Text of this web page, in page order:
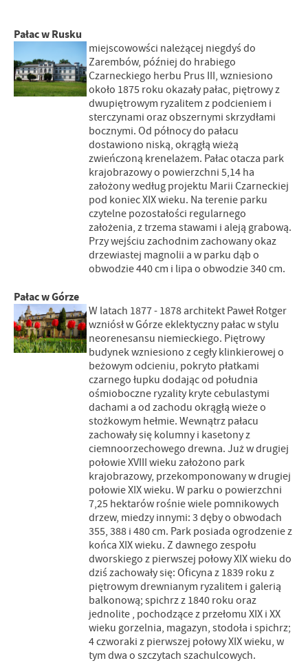
Pałac w Rusku
miejscowowści należącej niegdyś do
Zarembów, później do hrabiego
Czarneckiego herbu Prus III, wzniesiono
około 1875 roku okazały pałac, piętrowy z
dwupiętrowym ryzalitem z podcieniem i
sterczynami oraz obszernymi skrzydłami
bocznymi. Od północy do pałacu
dostawiono niską, okrągłą wieżą
zwieńczoną krenelażem. Pałac otacza park
krajobrazowy o powierzchni 5,14 ha
założony według projektu Marii Czarneckiej
pod koniec XIX wieku. Na terenie parku
czytelne pozostałości regularnego
założenia, z trzema stawami i aleją grabową.
Przy wejściu zachodnim zachowany okaz
drzewiastej magnolii a w parku dąb o
obwodzie 440 cm i lipa o obwodzie 340 cm.
Pałac w Górze
W latach 1877 - 1878 architekt Paweł Rotger
wzniósł w Górze eklektyczny pałac w stylu
neorenesansu niemieckiego. Piętrowy
budynek wzniesiono z cegły klinkierowej o
beżowym odcieniu, pokryto płatkami
czarnego łupku dodając od południa
ośmioboczne ryzality kryte cebulastymi
dachami a od zachodu okrągłą wieże o
stożkowym hełmie. Wewnątrz pałacu
zachowały się kolumny i kasetony z
ciemnoorzechowego drewna. Już w drugiej
połowie XVIII wieku założono park
krajobrazowy, przekomponowany w drugiej
połowie XIX wieku. W parku o powierzchni
7,25 hektarów rośnie wiele pomnikowych
drzew, miedzy innymi: 3 dęby o obwodach
355, 388 i 480 cm. Park posiada ogrodzenie z
końca XIX wieku. Z dawnego zespołu
dworskiego z pierwszej połowy XIX wieku do
dziś zachowały się: Oficyna z 1839 roku z
piętrowym drewnianym ryzalitem i galerią
balkonową; spichrz z 1840 roku oraz
jednolite , pochodzące z przełomu XIX i XX
wieku gorzelnia, magazyn, stodoła i spichrz;
4 czworaki z pierwszej połowy XIX wieku, w
tym dwa o szczytach szachulcowych.